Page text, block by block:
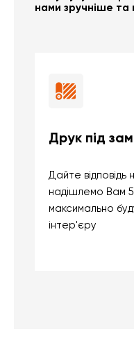
нами зручніше та
Друк під
Дайте відповідь
надішлемо Вам 5-
максимально
інтер'єру